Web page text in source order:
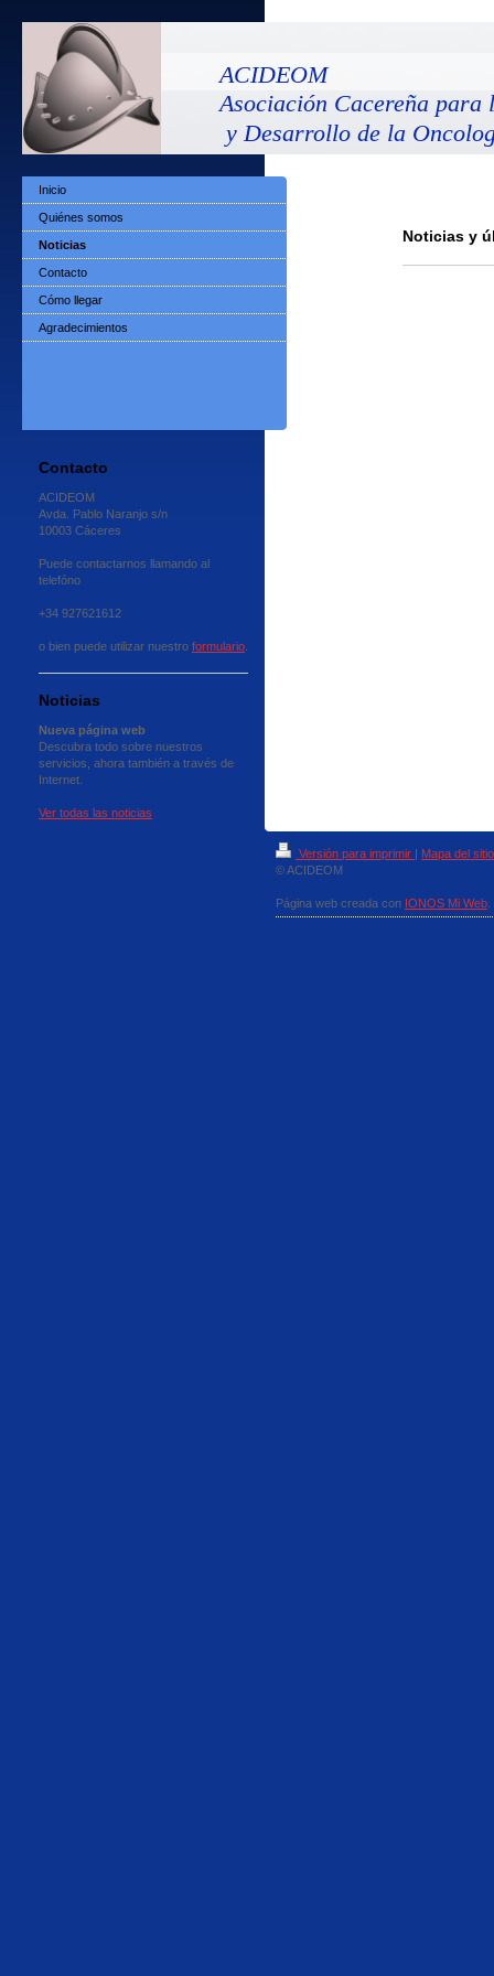
ACIDEOM
Asociación Cacereña para
y Desarrollo de la
Noticias y
Inicio
Quiénes somos
Noticias
Contacto
Cómo llegar
Agradecimientos
Contacto
ACIDEOM
Avda. Pablo Naranjo s/n
10003 Cáceres
Puede contactarnos llamando al
telefóno
+34 927621612
o bien puede utilizar nuestro formulario
Noticias
Nueva página web
Descubra todo sobre nuestros
servicios, ahora también a través de
Internet.
Ver todas las noticias
Versión para imprimir | Mapa del sitio
© ACIDEOM
Página web creada con IONOS Mi Web